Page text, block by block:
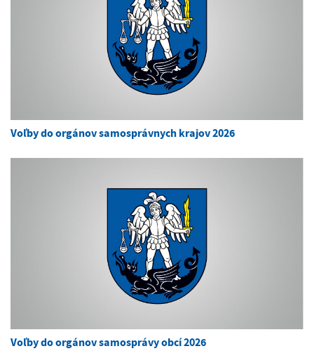
Voľby do orgánov samosprávnych krajov 2026
Voľby do orgánov samosprávy obcí 2026